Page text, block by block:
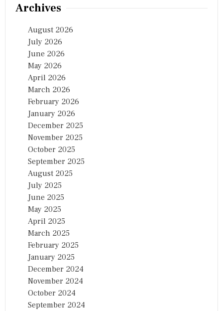
Archives
August 2026
July 2026
June 2026
May 2026
April 2026
March 2026
February 2026
January 2026
December 2025
November 2025
October 2025
September 2025
August 2025
July 2025
June 2025
May 2025
April 2025
March 2025
February 2025
January 2025
December 2024
November 2024
October 2024
September 2024